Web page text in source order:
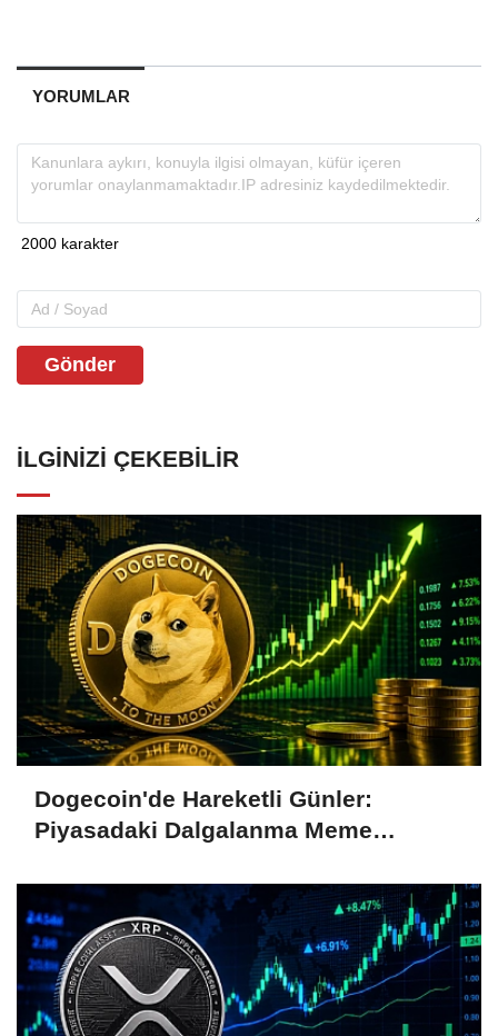
YORUMLAR
Gönder
İLGINIZI ÇEKEBILIR
Dogecoin'de Hareketli Günler:
Piyasadaki Dalgalanma Meme